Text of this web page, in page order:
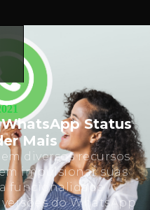
Status
Mais
diversos recursos
impulsionar suas
funcionalidade
do WhatsApp